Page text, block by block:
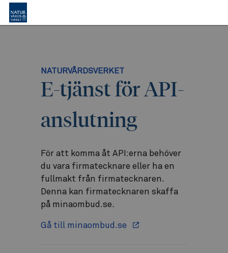
NATURVÅRDSVERKET
E-tjänst för API-
anslutning
För att komma åt API:erna behöver
du vara firmatecknare eller ha en
fullmakt från firmatecknaren.
Denna kan firmatecknaren skaffa
på minaombud.se.
Gå till minaombud.se